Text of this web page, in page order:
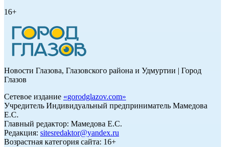
16+
Новости Глазова, Глазовского района и Удмуртии | Город
Глазов
Сетевое издание «gorodglazov.com»
Учредитель Индивидуальный предприниматель Мамедова
Е.С.
Главный редактор: Мамедова Е.С.
Редакция: sitesredaktor@yandex.ru
Возрастная категория сайта: 16+